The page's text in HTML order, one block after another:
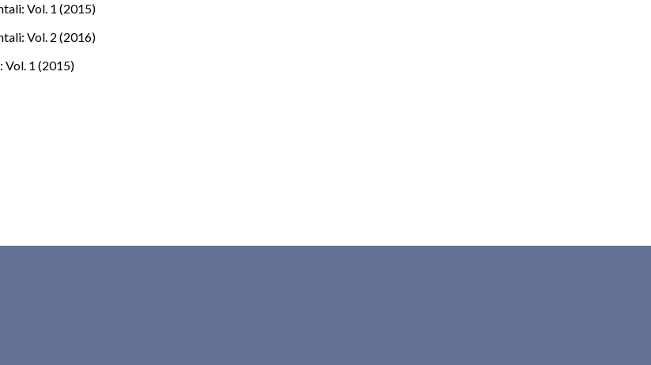
Vol. 1 (2015)
Vol. 2 (2016)
Vol. 1 (2015)